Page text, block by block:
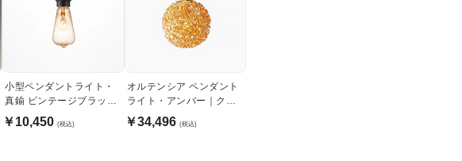
小型ペンダントライト・
真鍮 ビンテージブラック
【Laitin】
￥10,450 (税込)
オルテンシア ペンダント
ライト・アンバー｜クリ
スタルガラス
￥34,496 (税込)